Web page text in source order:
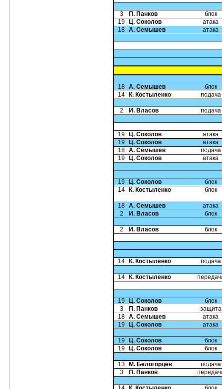
3 П. Панков
блок
19
Ц. Соколов
атака
18 А. Семышев атака
18 А. Семышев
блок
14
К. Костыленко подача
2 И. Власов подача
19 Ц. Соколов
атака
19
Ц. Соколов
атака
18 А. Семышев
подача
19
Ц. Соколов атака
19 Ц. Соколов
блок
14
К. Костыленко блок
18 А. Семышев
атака
2
И. Власов блок
2 И. Власов блок
14 К. Костыленко подача
14 К. Костыленко
19 Ц. Соколов
блок
3
П. Панков
защита
18 А. Семышев
атака
19
Ц. Соколов атака
19 Ц. Соколов
блок
19
Ц. Соколов блок
13 М. Белогорцев
подача
3
П. Панков